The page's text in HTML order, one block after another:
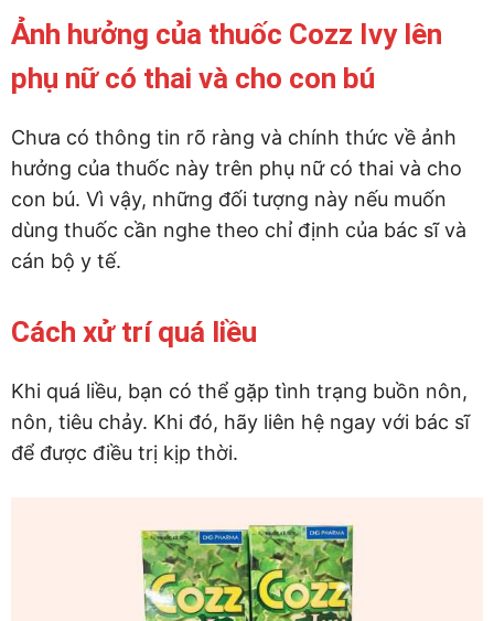
Ảnh hưởng của thuốc Cozz Ivy lên
phụ nữ có thai và cho con bú
Chưa có thông tin rõ ràng và chính thức về ảnh
hưởng của thuốc này trên phụ nữ có thai và cho
con bú. Vì vậy, những đối tượng này nếu muốn
dùng thuốc cần nghe theo chỉ định của bác sĩ và
cán bộ y tế.
Cách xử trí quá liều
Khi quá liều, bạn có thể gặp tình trạng buồn nôn,
nôn, tiêu chảy. Khi đó, hãy liên hệ ngay với bác sĩ
để được điều trị kịp thời.